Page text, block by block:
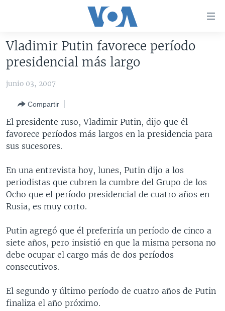
accesibilidad
contenido
principal
Salte
navegador
principal
Salte
búsqueda
AMÉRICA DEL NORTE
MÉXICO
HAITÍ
ELECCIONES EEUU 2024
ELECCIONES EEUU
VOTO DIVIDIDO
VOA VERIFICA
VOA VERIFICA UCRANIA/RUSIA
VOA VERIFICA INMIGRACIÓN
VOA VERIFICA AMÉRICA LATINA
AMÉRICA LATINA
ARGENTINA
BOLIVIA
CHILE
PERÚ
VENEZUELA
BRASIL
CHINA EN AMÉRICA LATINA
CENTROAMÉRICA
EL SALVADOR
GUATEMALA
NICARAGUA
INMIGRACIÓN
LIBERTAD DE PRENSA
ECONOMÍA
ENTRETENIMIENTO Y CULTURA
TECNOLOGÍA
DEPORTES
CIENCIA Y SALUD
ESPECIALES DE LA VOA
LIBERTAD DE PRENSA
MULTIMEDIA
VIDEOS
FOTOGRAFÍA
AUDIOS
PROGRAMAS TV
EL MUNDO AL DÍA
FORO INTERAMERICANO
VISIÓN 360
RADIO
AVANCE INFORMATIVO
AUDIONOTICIAS
DIRECT
DOCUMENTALES DE LA VOA
Vladimir Putin favorece período
presidencial más largo
junio 03, 2007
Compartir
El presidente ruso, Vladimir Putin, dijo que él
favorece períodos más largos en la presidencia para
sus sucesores.
En una entrevista hoy, lunes, Putin dijo a los
periodistas que cubren la cumbre del Grupo de los
Ocho que el período presidencial de cuatro años en
Rusia, es muy corto.
Putin agregó que él preferiría un período de cinco a
siete años, pero insistió en que la misma persona no
debe ocupar el cargo más de dos períodos
consecutivos.
El segundo y último período de cuatro años de Putin
finaliza el año próximo.